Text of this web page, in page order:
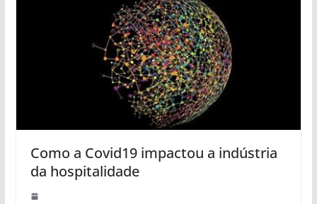
Como a Covid19 impactou a indústria
da hospitalidade